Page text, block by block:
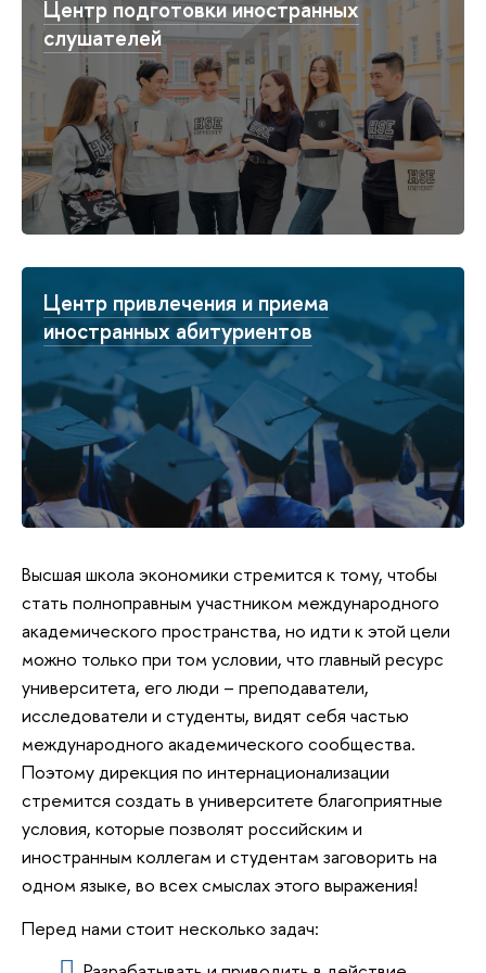
Центр подготовки иностранных
слушателей
Центр привлечения и приема
иностранных абитуриентов
Высшая школа экономики стремится к тому, чтобы
стать полноправным участником международного
академического пространства, но идти к этой цели
можно только при том условии, что главный ресурс
университета, его люди – преподаватели,
исследователи и студенты, видят себя частью
международного академического сообщества.
Поэтому дирекция по интернационализации
стремится создать в университете благоприятные
условия, которые позволят российским и
иностранным коллегам и студентам заговорить на
одном языке, во всех смыслах этого выражения!
Перед нами стоит несколько задач: